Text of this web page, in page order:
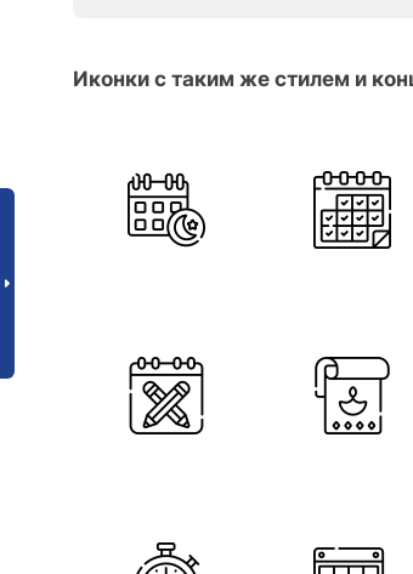
Иконки с таким же стилем и